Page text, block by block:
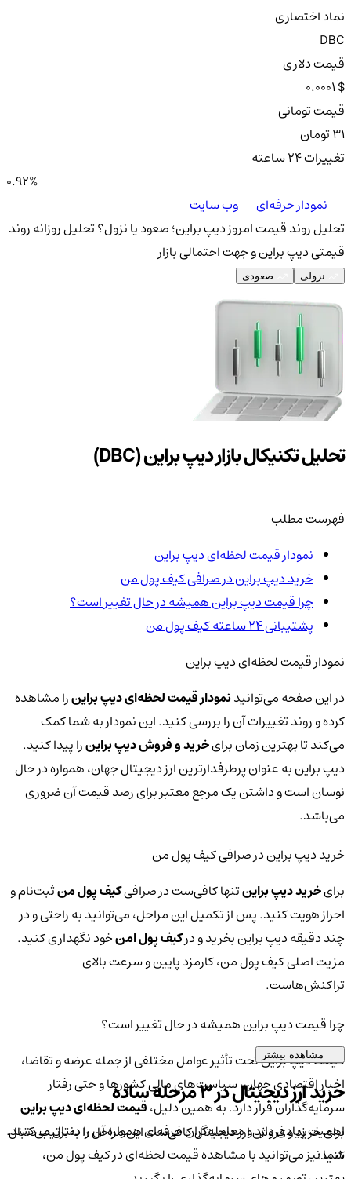
نماد اختصاری
DBC
قیمت دلاری
0.0001 $
قیمت تومانی
31 تومان
تغییرات ۲۴ ساعته
0.92%
نمودار حرفه‌ای
وب سایت
تحلیل روند قیمت امروز دیپ براین؛ صعود یا نزول؟تحلیل روزانه روند
قیمتی دیپ براین و جهت احتمالی بازار
نزولی صعودی
تحلیل تکنیکال بازار دیپ براین (DBC)
فهرست مطلب
نمودار قیمت لحظه‌ای دیپ براین
خرید دیپ براین در صرافی کیف پول من
چرا قیمت دیپ براین همیشه در حال تغییر است؟
پشتیبانی ۲۴ ساعته کیف پول من
نمودار قیمت لحظه‌ای دیپ براین
در این صفحه می‌توانیدنمودار قیمت لحظه‌ای دیپ براینرا مشاهده
کرده و روند تغییرات آن را بررسی کنید. این نمودار به شما کمک
می‌کند تا بهترین زمان برایخرید و فروش دیپ براینرا پیدا کنید.
دیپ براین به عنوان پرطرفدارترین ارز دیجیتال جهان، همواره در حال
نوسان است و داشتن یک مرجع معتبر برای رصد قیمت آن ضروری
می‌باشد.
خرید دیپ براین در صرافی کیف پول من
برایخرید دیپ براینتنها کافی‌ست در صرافیکیف پول منثبت‌نام و
احراز هویت کنید. پس از تکمیل این مراحل، می‌توانید به راحتی و در
چند دقیقه دیپ براین بخرید و درکیف پول امنخود نگهداری کنید.
مزیت اصلی کیف پول من، کارمزد پایین و سرعت بالای
تراکنش‌هاست.
چرا قیمت دیپ براین همیشه در حال تغییر است؟
قیمت دیپ براین تحت تأثیر عوامل مختلفی از جمله عرضه و تقاضا،
اخبار اقتصادی جهان، سیاست‌های مالی کشورها و حتی رفتار
سرمایه‌گذاران قرار دارد. به همین دلیل،قیمت لحظه‌ای دیپ براین
اهمیت زیادی دارد و معامله‌گران حرفه‌ای همواره آن را دنبال می‌کنند.
شما نیز می‌توانید با مشاهده قیمت لحظه‌ای در کیف پول من،
مشاهده بیشتر
خرید ارز دیجیتال در 3 مرحله ساده
برای خرید و فروش ارز دیجیتال کافی‌ست این مراحل را به‌ترتیب دنبال
کنید: